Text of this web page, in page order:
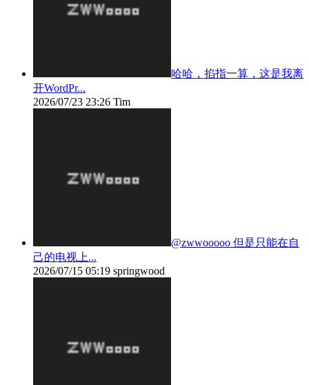
哈哈，掐指一算，这是我离
开WordPr...
2026/07/23 23:26 Tim
@zwwooooo 但是只能在自
己的电视上...
2026/07/15 05:19 springwood